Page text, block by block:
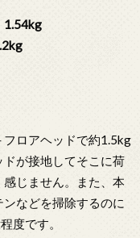
1.54kg
ロアヘッドで約1.5kg
が接地してそこに荷
じません。また、本
などを掃除するのに
度です。